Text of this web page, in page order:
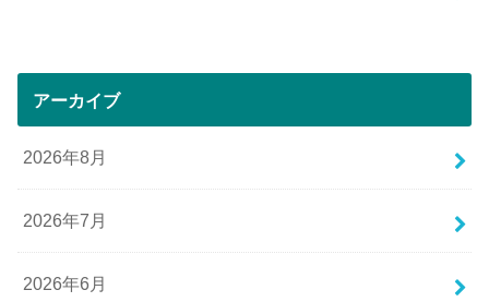
アーカイブ
2026年8月
2026年7月
2026年6月